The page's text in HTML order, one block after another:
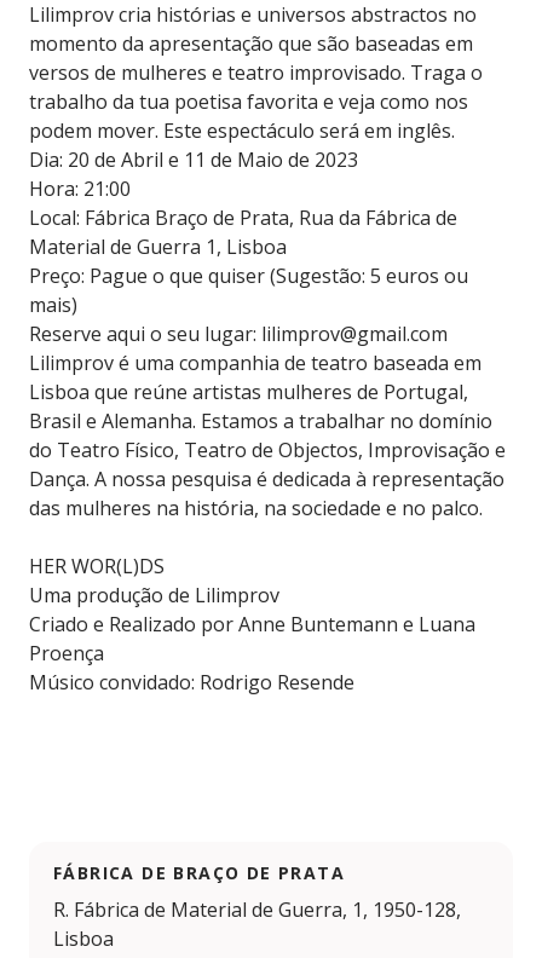
Lilimprov cria histórias e universos abstractos no
momento da apresentação que são baseadas em
versos de mulheres e teatro improvisado. Traga o
trabalho da tua poetisa favorita e veja como nos
podem mover. Este espectáculo será em inglês.
Dia: 20 de Abril e 11 de Maio de 2023
Hora: 21:00
Local: Fábrica Braço de Prata, Rua da Fábrica de
Material de Guerra 1, Lisboa
Preço: Pague o que quiser (Sugestão: 5 euros ou
mais)
Reserve aqui o seu lugar: lilimprov@gmail.com
Lilimprov é uma companhia de teatro baseada em
Lisboa que reúne artistas mulheres de Portugal,
Brasil e Alemanha. Estamos a trabalhar no domínio
do Teatro Físico, Teatro de Objectos, Improvisação e
Dança. A nossa pesquisa é dedicada à representação
das mulheres na história, na sociedade e no palco.
HER WOR(L)DS
Uma produção de Lilimprov
Criado e Realizado por Anne Buntemann e Luana
Proença
Músico convidado: Rodrigo Resende
FÁBRICA DE BRAÇO DE PRATA
R. Fábrica de Material de Guerra, 1, 1950-128,
Lisboa